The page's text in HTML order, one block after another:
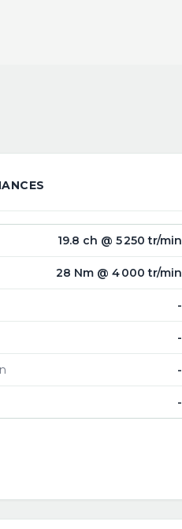
19.8 ch @ 5 250 tr/min
28 Nm @ 4 000 tr/min
-
-
-
-